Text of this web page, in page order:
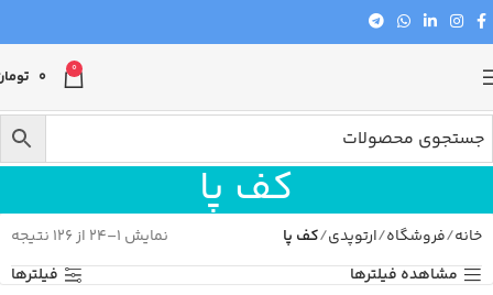
0
0
کف پا
خانه فروشگاه ارتوپدی کف پا
نمایش 1–24 از 126 نتیجه
مشاهده فیلترها
فیلترها